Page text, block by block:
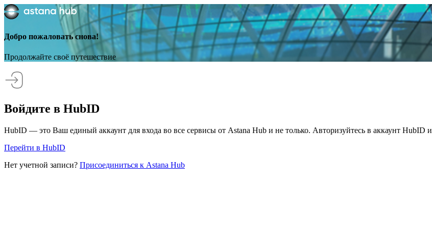
Добро пожаловать снова!
Продолжайте своё путешествие
Войдите в HubID
HubID — это Ваш единый аккаунт для входа во все сервисы от Astana Hub и не только. Авторизуйтесь в аккаунт HubID
Перейти в HubID
Нет учетной записи? Присоединиться к Astana Hub